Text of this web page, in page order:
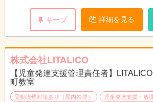
■主な業務内容
1教室あたり約50名～60名のお子さまが通
（1）親御さまのニーズヒアリングやお子さ
ーシャルスキルのアセスメント
（2）個別支援計画の作成及び管理
（3）コンプライアンスに基づくサービスの
（4）教育・育児・発達相談業務
（5）地域における関係機関との連絡調整・
（6）福祉サービスの説明、関係機関利用の
キープ 詳細を見る
株式会社LITALICO
【児童発達支援管理責任者】
町教室
受動喫煙対策あり（屋内禁煙）
児童発達支援・放